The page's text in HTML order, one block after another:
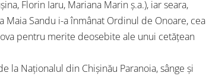
Florin Iaru, Mariana Marin ș.a.), iar seara,
Maia Sandu i-a înmânat Ordinul de Onoare, cea
pentru merite deosebite ale unui cetățean
la Naționalul din Chișinău Paranoia, sânge și